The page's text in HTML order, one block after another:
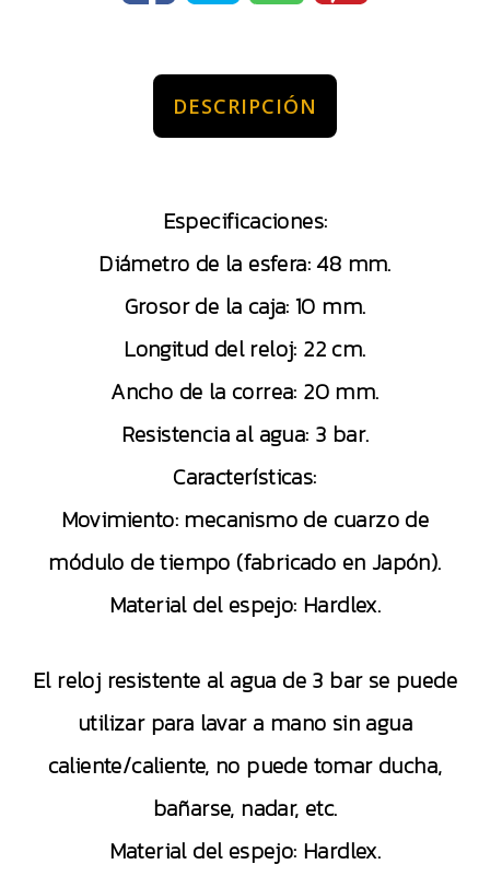
DESCRIPCIÓN
Especificaciones:
Diámetro de la esfera: 48 mm.
Grosor de la caja: 10 mm.
Longitud del reloj: 22 cm.
Ancho de la correa: 20 mm.
Resistencia al agua: 3 bar.
Características:
Movimiento: mecanismo de cuarzo de
módulo de tiempo (fabricado en Japón).
Material del espejo: Hardlex.
El reloj resistente al agua de 3 bar se puede
utilizar para lavar a mano sin agua
caliente/caliente, no puede tomar ducha,
bañarse, nadar, etc.
Material del espejo: Hardlex.